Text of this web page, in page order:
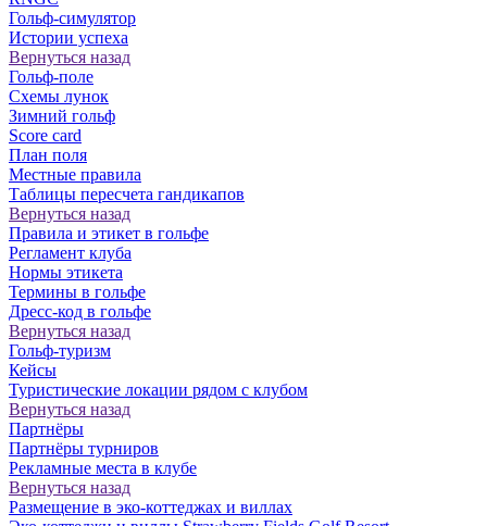
Гольф-симулятор
Истории успеха
Вернуться назад
Гольф-поле
Схемы лунок
Зимний гольф
Score card
План поля
Местные правила
Таблицы пересчета гандикапов
Вернуться назад
Правила и этикет в гольфе
Регламент клуба
Нормы этикета
Термины в гольфе
Дресс-код в гольфе
Вернуться назад
Гольф-туризм
Кейсы
Туристические локации рядом с клубом
Вернуться назад
Партнёры
Партнёры турниров
Рекламные места в клубе
Вернуться назад
Размещение в эко-коттеджах и виллах